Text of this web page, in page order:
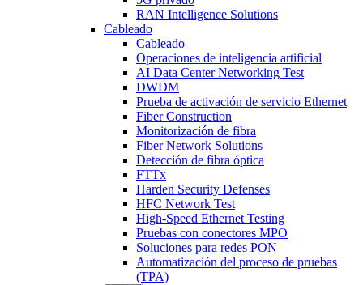
RAN Intelligence Solutions
Cableado
Cableado
Operaciones de inteligencia artificial
AI Data Center Networking Test
DWDM
Prueba de activación de servicio Ethernet
Fiber Construction
Monitorización de fibra
Fiber Network Solutions
Detección de fibra óptica
FTTx
Harden Security Defenses
HFC Network Test
High-Speed Ethernet Testing
Pruebas con conectores MPO
Soluciones para redes PON
Automatización del proceso de pruebas
(TPA)